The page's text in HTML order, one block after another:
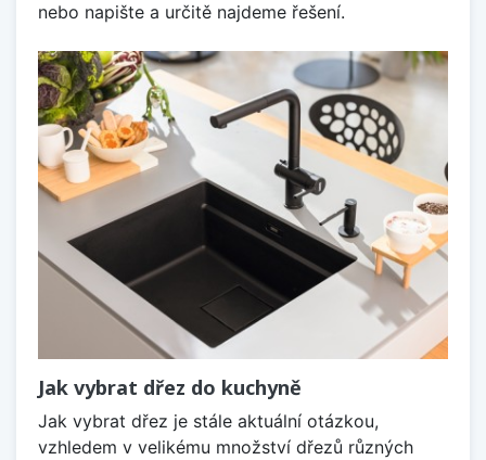
nebo napište a určitě najdeme řešení.
Jak vybrat dřez do kuchyně
Jak vybrat dřez je stále aktuální otázkou,
vzhledem v velikému množství dřezů různých